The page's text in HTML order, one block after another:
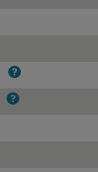
Info
Info